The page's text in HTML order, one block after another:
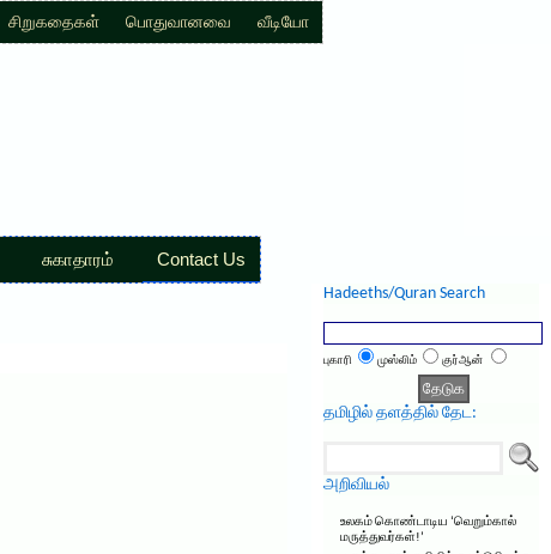
சிறுகதைகள் பொதுவானவை வீடியோ
சுகாதாரம் Contact Us
Hadeeths/Quran Search
புகாரி முஸ்லிம் குர்ஆன்
தமிழில் தளத்தில் தேட:
அறிவியல்
உலகம் கொண்டாடிய ‘வெறும்கால்
மருத்துவர்கள்!’